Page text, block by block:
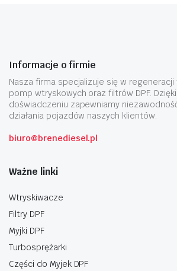
Informacje o firmie
Nasza firma specjalizuje się w regeneracji
pomp wtryskowych oraz filtrów DPF.
doświadczeniu zapewniamy
działania pojazdów naszych klientów.
biuro@brenediesel.pl
Ważne linki
Wtryskiwacze
Filtry DPF
Myjki DPF
Turbosprężarki
Części do Myjek DPF